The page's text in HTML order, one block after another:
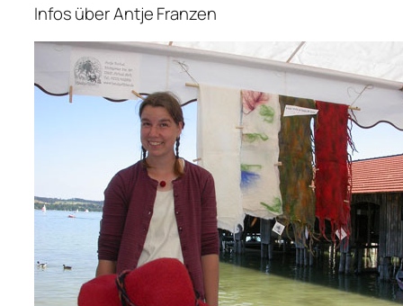
Infos über Antje Franzen